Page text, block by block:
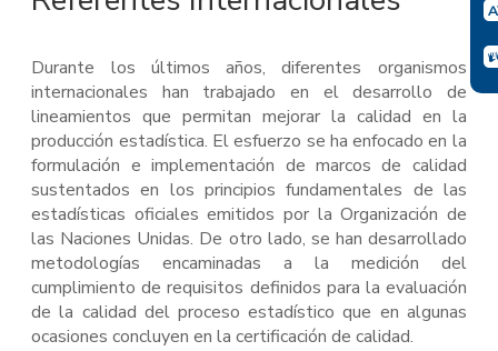
Durante los últimos años, diferentes organismos
internacionales han trabajado en el desarrollo de
lineamientos que permitan mejorar la calidad en la
producción estadística. El esfuerzo se ha enfocado en la
formulación e implementación de marcos de calidad
sustentados en los principios fundamentales de las
estadísticas oficiales emitidos por la Organización de
las Naciones Unidas. De otro lado, se han desarrollado
metodologías encaminadas a la medición del
cumplimiento de requisitos definidos para la evaluación
de la calidad del proceso estadístico que en algunas
ocasiones concluyen en la certificación de calidad.